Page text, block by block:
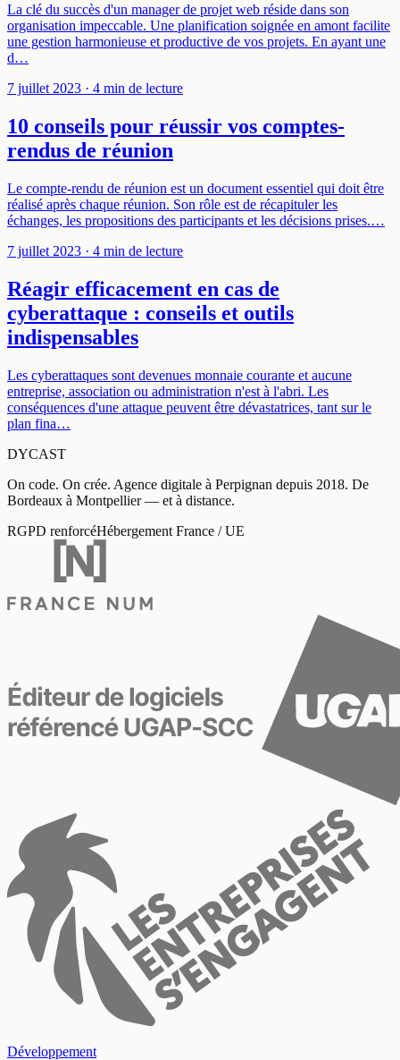
La clé du succès d'un manager de projet web réside dans son
organisation impeccable. Une planification soignée en amont facilite
une gestion harmonieuse et productive de vos projets. En ayant une
d…
7 juillet 2023 · 4 min de lecture
10 conseils pour réussir vos comptes-
rendus de réunion
Le compte-rendu de réunion est un document essentiel qui doit être
réalisé après chaque réunion. Son rôle est de récapituler les
échanges, les propositions des participants et les décisions prises.…
7 juillet 2023 · 4 min de lecture
Réagir efficacement en cas de
cyberattaque : conseils et outils
indispensables
Les cyberattaques sont devenues monnaie courante et aucune
entreprise, association ou administration n'est à l'abri. Les
conséquences d'une attaque peuvent être dévastatrices, tant sur le
plan fina…
DYCAST
On code. On crée. Agence digitale à Perpignan depuis 2018. De
Bordeaux à Montpellier — et à distance.
RGPD renforcéHébergement France / UE
Développement